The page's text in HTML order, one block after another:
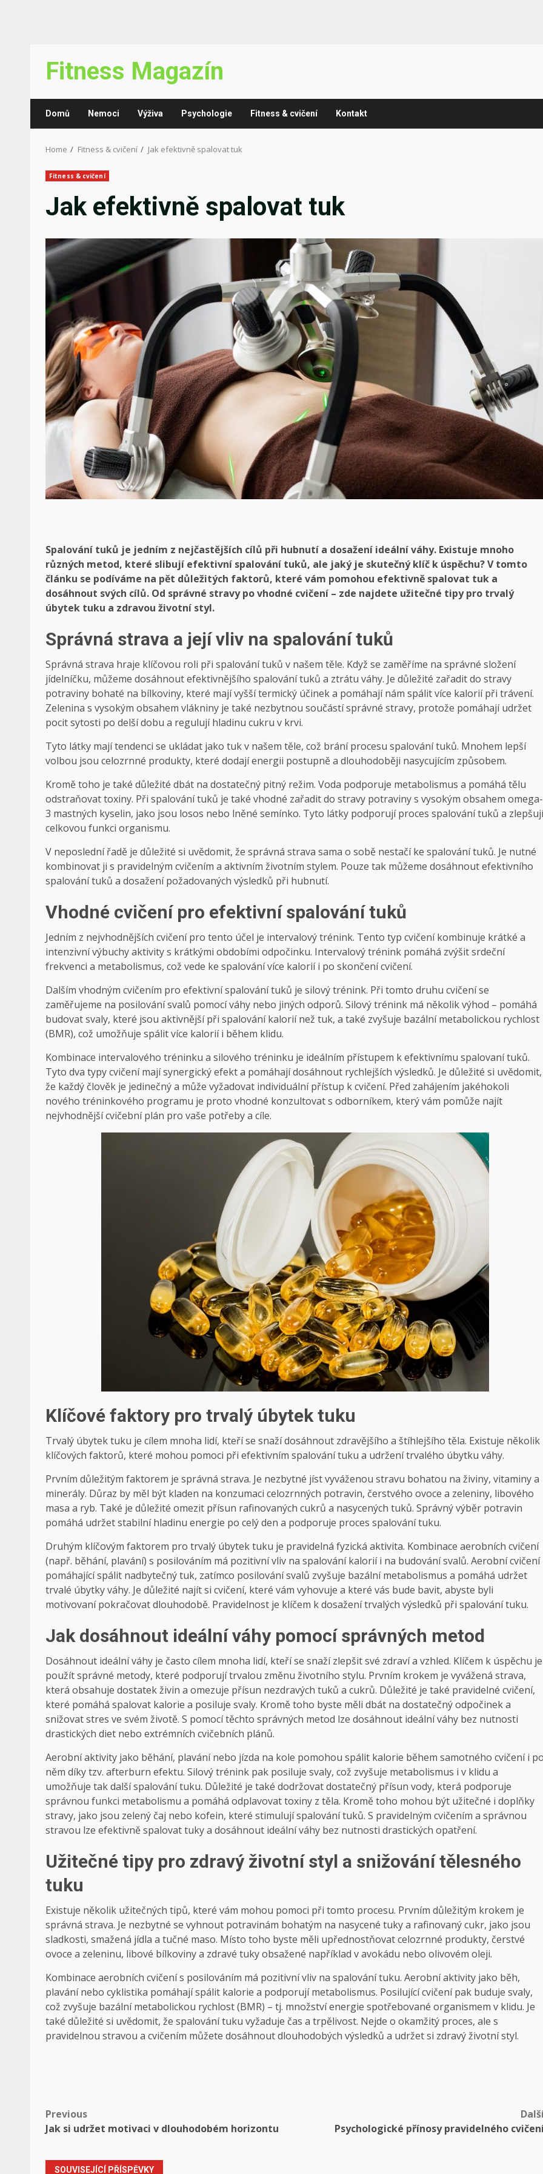
content
Fitness Magazín
Domů Nemoci Výživa Psychologie Fitness & cvičení Kontakt
Home Fitness & cvičení Jak efektivně spalovat tuk
Fitness & cvičení
Jak efektivně spalovat tuk
Spalování tuků je jedním z nejčastějších cílů při hubnutí a dosažení ideální váhy. Existuje mnoho
různých metod, které slibují efektivní spalování tuků, ale jaký je skutečný klíč k úspěchu? V tomto
článku se podíváme na pět důležitých faktorů, které vám pomohou efektivně spalovat tuk a
dosáhnout svých cílů. Od správné stravy po vhodné cvičení – zde najdete užitečné tipy pro trvalý
úbytek tuku a zdravou životní styl.
Správná strava a její vliv na spalování tuků
Správná strava hraje klíčovou roli při spalování tuků v našem těle. Když se zaměříme na správné složení
jídelníčku, můžeme dosáhnout efektivnějšího spalování tuků a ztrátu váhy. Je důležité zařadit do stravy
potraviny bohaté na bílkoviny, které mají vyšší termický účinek a pomáhají nám spálit více kalorií při trávení.
Zelenina s vysokým obsahem vlákniny je také nezbytnou součástí správné stravy, protože pomáhají udržet
pocit sytosti po delší dobu a regulují hladinu cukru v krvi.
Tyto látky mají tendenci se ukládat jako tuk v našem těle, což brání procesu spalování tuků. Mnohem lepší
volbou jsou celozrnné produkty, které dodají energii postupně a dlouhodoběji nasycujícím způsobem.
Kromě toho je také důležité dbát na dostatečný pitný režim. Voda podporuje metabolismus a pomáhá tělu
odstraňovat toxiny. Při spalování tuků je také vhodné zařadit do stravy potraviny s vysokým obsahem omega-
3 mastných kyselin, jako jsou losos nebo lněné semínko. Tyto látky podporují proces spalování tuků a zlepšují
celkovou funkci organismu.
V neposlední řadě je důležité si uvědomit, že správná strava sama o sobě nestačí ke spalování tuků. Je nutné
kombinovat ji s pravidelným cvičením a aktivním životním stylem. Pouze tak můžeme dosáhnout efektivního
spalování tuků a dosažení požadovaných výsledků při hubnutí.
Vhodné cvičení pro efektivní spalování tuků
Jedním z nejvhodnějších cvičení pro tento účel je intervalový trénink. Tento typ cvičení kombinuje krátké a
intenzivní výbuchy aktivity s krátkými obdobími odpočinku. Intervalový trénink pomáhá zvýšit srdeční
frekvenci a metabolismus, což vede ke spalování více kalorií i po skončení cvičení.
Dalším vhodným cvičením pro efektivní spalování tuků je silový trénink. Při tomto druhu cvičení se
zaměřujeme na posilování svalů pomocí váhy nebo jiných odporů. Silový trénink má několik výhod – pomáhá
budovat svaly, které jsou aktivnější při spalování kalorií než tuk, a také zvyšuje bazální metabolickou rychlost
(BMR), což umožňuje spálit více kalorií i během klidu.
Kombinace intervalového tréninku a silového tréninku je ideálním přístupem k efektivnímu spalovaní tuků.
Tyto dva typy cvičení mají synergický efekt a pomáhají dosáhnout rychlejších výsledků. Je důležité si uvědomit,
že každý člověk je jedinečný a může vyžadovat individuální přístup k cvičení. Před zahájením jakéhokoli
nového tréninkového programu je proto vhodné konzultovat s odborníkem, který vám pomůže najít
nejvhodnější cvičební plán pro vaše potřeby a cíle.
Klíčové faktory pro trvalý úbytek tuku
Trvalý úbytek tuku je cílem mnoha lidí, kteří se snaží dosáhnout zdravějšího a štíhlejšího těla. Existuje několik
klíčových faktorů, které mohou pomoci při efektivním spalování tuku a udržení trvalého úbytku váhy.
Prvním důležitým faktorem je správná strava. Je nezbytné jíst vyváženou stravu bohatou na živiny, vitaminy a
minerály. Důraz by měl být kladen na konzumaci celozrnných potravin, čerstvého ovoce a zeleniny, libového
masa a ryb. Také je důležité omezit přísun rafinovaných cukrů a nasycených tuků. Správný výběr potravin
pomáhá udržet stabilní hladinu energie po celý den a podporuje proces spalování tuku.
Druhým klíčovým faktorem pro trvalý úbytek tuku je pravidelná fyzická aktivita. Kombinace aerobních cvičení
(např. běhání, plavání) s posilováním má pozitivní vliv na spalování kalorií i na budování svalů. Aerobní cvičení
pomáhající spálit nadbytečný tuk, zatímco posilování svalů zvyšuje bazální metabolismus a pomáhá udržet
trvalé úbytky váhy. Je důležité najít si cvičení, které vám vyhovuje a které vás bude bavit, abyste byli
motivovaní pokračovat dlouhodobě. Pravidelnost je klíčem k dosažení trvalých výsledků při spalování tuku.
Jak dosáhnout ideální váhy pomocí správných metod
Dosáhnout ideální váhy je často cílem mnoha lidí, kteří se snaží zlepšit své zdraví a vzhled. Klíčem k úspěchu je
použít správné metody, které podporují trvalou změnu životního stylu. Prvním krokem je vyvážená strava,
která obsahuje dostatek živin a omezuje přísun nezdravých tuků a cukrů. Důležité je také pravidelné cvičení,
které pomáhá spalovat kalorie a posiluje svaly. Kromě toho byste měli dbát na dostatečný odpočinek a
snižovat stres ve svém životě. S pomocí těchto správných metod lze dosáhnout ideální váhy bez nutnosti
drastických diet nebo extrémních cvičebních plánů.
Aerobní aktivity jako běhání, plavání nebo jízda na kole pomohou spálit kalorie během samotného cvičení i
něm díky tzv. afterburn efektu. Silový trénink pak posiluje svaly, což zvyšuje metabolismus i v klidu a
umožňuje tak další spalování tuku. Důležité je také dodržovat dostatečný přísun vody, která podporuje
správnou funkci metabolismu a pomáhá odplavovat toxiny z těla. Kromě toho mohou být užitečné i doplňky
stravy, jako jsou zelený čaj nebo kofein, které stimulují spalování tuků. S pravidelným cvičením a správnou
stravou lze efektivně spalovat tuky a dosáhnout ideální váhy bez nutnosti drastických opatření.
Užitečné tipy pro zdravý životní styl a snižování tělesného
tuku
Existuje několik užitečných tipů, které vám mohou pomoci při tomto procesu. Prvním důležitým krokem je
správná strava. Je nezbytné se vyhnout potravinám bohatým na nasycené tuky a rafinovaný cukr, jako jsou
sladkosti, smažená jídla a tučné maso. Místo toho byste měli upřednostňovat celozrnné produkty, čerstvé
ovoce a zeleninu, libové bílkoviny a zdravé tuky obsažené například v avokádu nebo olivovém oleji.
Kombinace aerobních cvičení s posilováním má pozitivní vliv na spalování tuku. Aerobní aktivity jako běh,
plavání nebo cyklistika pomáhají spálit kalorie a podporují metabolismus. Posilující cvičení pak buduje svaly,
což zvyšuje bazální metabolickou rychlost (BMR) – tj. množství energie spotřebované organismem v klidu. Je
také důležité si uvědomit, že spalování tuku vyžaduje čas a trpělivost. Nejde o okamžitý proces, ale s
pravidelnou stravou a cvičením můžete dosáhnout dlouhodobých výsledků a udržet si zdravý životní styl.
Post
Previous
Jak si udržet motivaci v dlouhodobém horizontu
Psychologické přínosy pravidelného
SOUVISEJÍCÍ PŘÍSPĚVKY